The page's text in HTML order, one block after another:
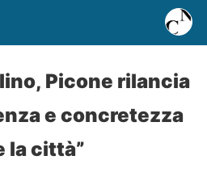
Picone rilancia
e concretezza
la città”